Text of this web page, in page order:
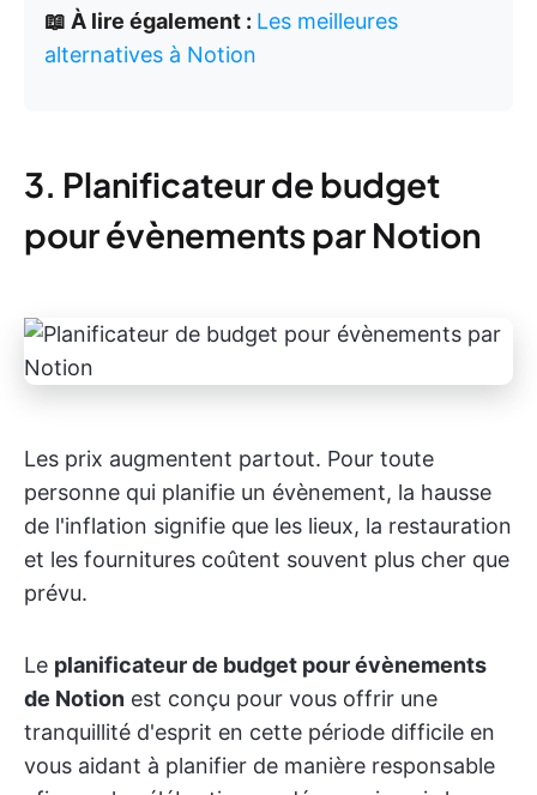
📖 À lire également : Les meilleures
alternatives à Notion
3. Planificateur de budget
pour évènements par Notion
Les prix augmentent partout. Pour toute
personne qui planifie un évènement, la hausse
de l'inflation signifie que les lieux, la restauration
et les fournitures coûtent souvent plus cher que
prévu.
Le planificateur de budget pour évènements
de Notion est conçu pour vous offrir une
tranquillité d'esprit en cette période difficile en
vous aidant à planifier de manière responsable